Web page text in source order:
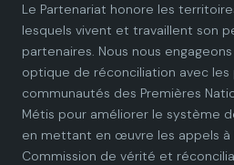
P
a
r
t
P
a
r
t
P
a
r
t
Le Partenariat honore les
lesquels vivent et travaillent son
partenaires. Nous nous
optique de réconciliation avec les
communautés des Premières
Métis pour améliorer le système
en mettant en œuvre les appels à
Commission de vérité et